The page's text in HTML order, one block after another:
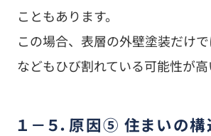
こともあります。
この場合、表層の外壁塗装だけ
などもひび割れている可能性が高
１－５．原因⑤ 住まいの